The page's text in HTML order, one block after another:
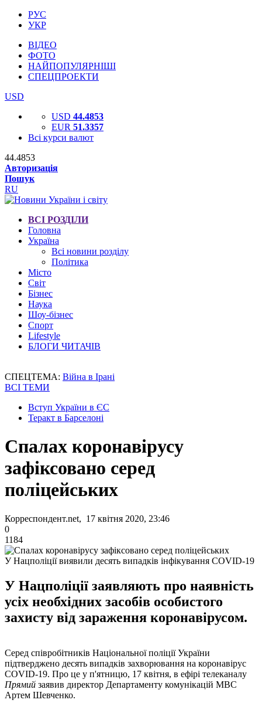
РУС
УКР
ВІДЕО
ФОТО
НАЙПОПУЛЯРНІШІ
СПЕЦПРОЕКТИ
USD
USD 44.4853
EUR 51.3357
Всі курси валют
44.4853
Авторизація
Пошук
RU
ВСІ РОЗДІЛИ
Головна
Україна
Всі новини розділу
Політика
Місто
Світ
Бізнес
Наука
Шоу-бізнес
Спорт
Lifestyle
БЛОГИ ЧИТАЧІВ
СПЕЦТЕМА: Війна в Ірані
ВСІ ТЕМИ
Вступ України в ЄС
Теракт в Барселоні
Спалах коронавірусу
зафіксовано серед
поліцейських
Корреспондент.net, 17 квітня 2020, 23:46
0
1184
У Нацполіції виявили десять випадків інфікування COVID-19
У Нацполіції заявляють про наявність
усіх необхідних засобів особистого
захисту від зараження коронавірусом.
Серед співробітників Національної поліції України
підтверджено десять випадків захворювання на коронавірус
COVID-19. Про це у п'ятницю, 17 квітня, в ефірі телеканалу
Прямий заявив директор Департаменту комунікацій МВС
Артем Шевченко.